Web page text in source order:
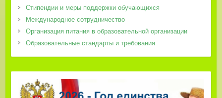
Стипендии и меры поддержки обучающихся
Международное сотрудничество
Организация питания в образовательной организации
Образовательные стандарты и требования